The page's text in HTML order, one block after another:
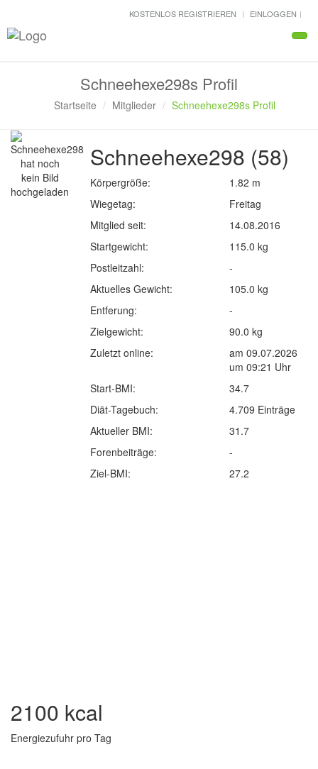
KOSTENLOS REGISTRIEREN EINLOGGEN
Schneehexe298s Profil
Startseite Mitglieder Schneehexe298s Profil
Schneehexe298 (58)
Körpergröße:
1.82 m
Wiegetag:
Freitag
Mitglied seit:
14.08.2016
Startgewicht:
115.0 kg
Postleitzahl:
-
Aktuelles Gewicht:
105.0 kg
Entferung:
-
Zielgewicht:
90.0 kg
Zuletzt online:
am 09.07.2026
um 09:21 Uhr
Start-BMI:
34.7
Diät-Tagebuch:
4.709 Einträge
Aktueller BMI:
31.7
Forenbeiträge:
-
Ziel-BMI:
27.2
2100 kcal
Energiezufuhr pro Tag